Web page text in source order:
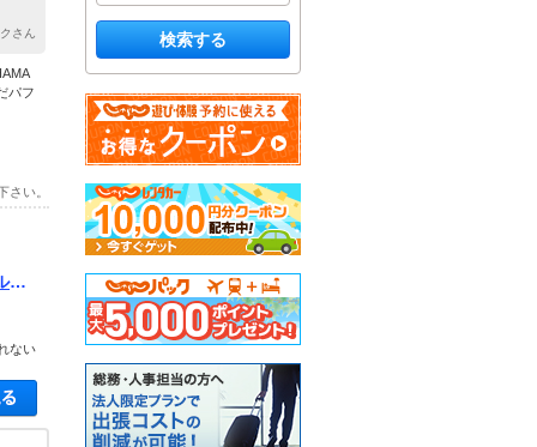
さん
パフ
さい。
に
ない
空き状況・料金を見る
検索する